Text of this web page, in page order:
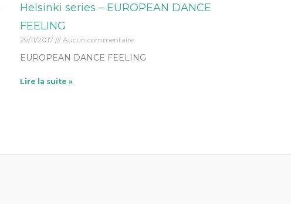
Helsinki series – EUROPEAN DANCE
FEELING
29/11/2017 Aucun commentaire
EUROPEAN DANCE FEELING
Lire la suite »